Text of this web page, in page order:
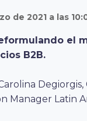
de 2021 a las
el
B2B.
Manager Latin